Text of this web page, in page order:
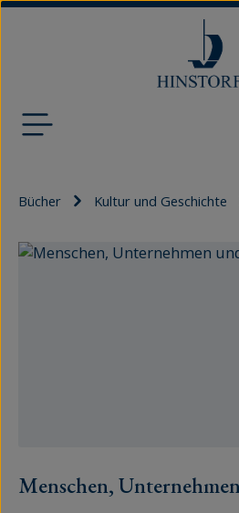
Bücher Kultur und Geschichte
Bildergalerie überspringen
Menschen,